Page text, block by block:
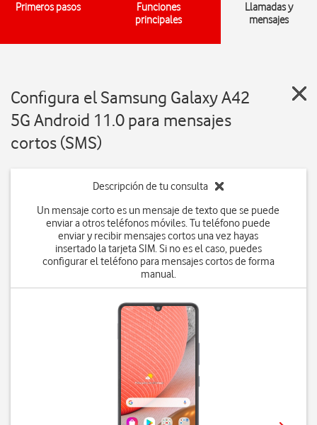
Primeros pasos
Funciones
principales
Llamadas y
mensajes
Configura el Samsung Galaxy A42
5G Android 11.0 para mensajes
cortos (SMS)
Descripción de tu consulta
Un mensaje corto es un mensaje de texto que se puede
enviar a otros teléfonos móviles. Tu teléfono puede
enviar y recibir mensajes cortos una vez hayas
insertado la tarjeta SIM. Si no es el caso, puedes
configurar el teléfono para mensajes cortos de forma
manual.